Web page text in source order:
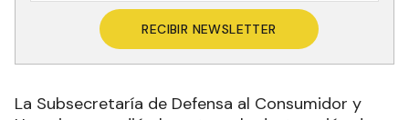
RECIBIR NEWSLETTER
La Subsecretaría de Defensa al Consumidor y